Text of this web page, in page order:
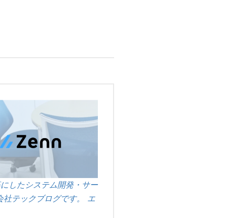
したシステム開発・サー
社テックブログです。 エ